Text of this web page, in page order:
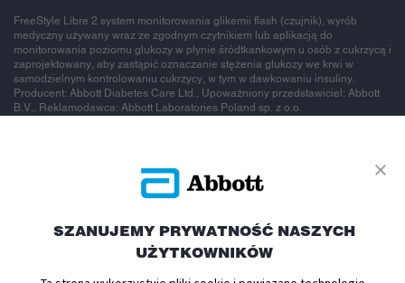
FreeStyle Libre 2 system monitorowania glikemii flash (czujnik), wyrób
medyczny używany wraz ze zgodnym czytnikiem lub aplikacją do
monitorowania poziomu glukozy w płynie śródtkankowym u osób z cukrzycą i
zaprojektowany, aby zastąpić oznaczanie stężenia glukozy we krwi w
samodzielnym kontrolowaniu cukrzycy, w tym w dawkowaniu insuliny.
Producent: Abbott Diabetes Care Ltd., Upoważniony przedstawiciel: Abbott
B.V., Reklamodawca: Abbott Laboratories Poland sp. z o.o.
To jest wyrób
medyczny.
SZANUJEMY PRYWATNOŚĆ NASZYCH
UŻYTKOWNIKÓW